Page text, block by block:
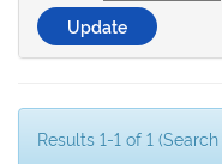
Results 1-1 of 1